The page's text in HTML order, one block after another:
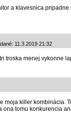
a klavesnica
11.3.2019 21:32
troska menej vykonne
moja killer kombinácia.
ona tomu konkurencia